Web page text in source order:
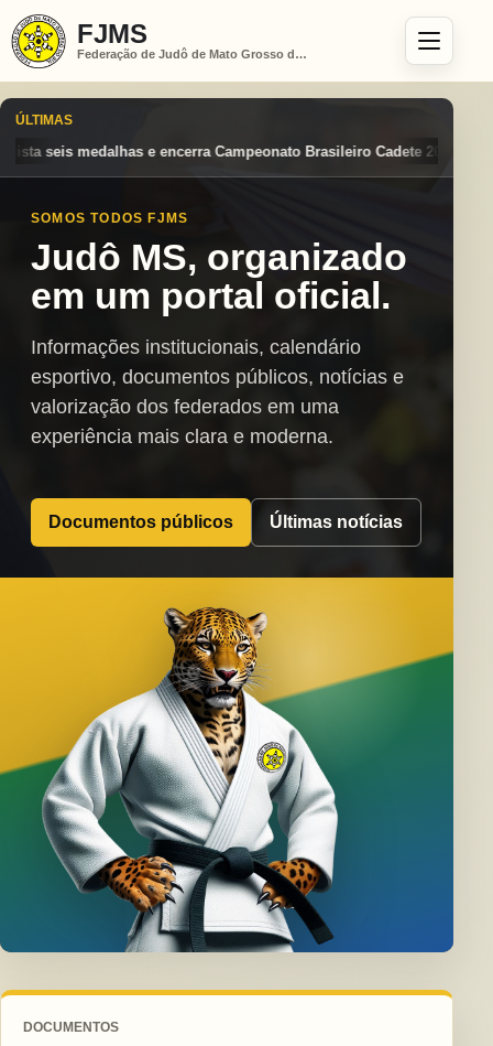
FJMS
Federação de Judô de Mato Grosso do Sul
ÚLTIMAS
Brasileiro Cadete 2026 entre os destaques nacionais Mato
SOMOS TODOS FJMS
Judô MS, organizado
em um portal oficial.
Informações institucionais, calendário
esportivo, documentos públicos, notícias e
valorização dos federados em uma
experiência mais clara e moderna.
Documentos públicos Últimas notícias
DOCUMENTOS